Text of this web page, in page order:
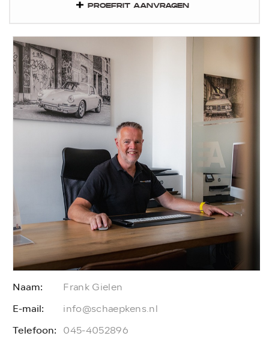
PROEFRIT AANVRAGEN
Naam: Frank Gielen
E-mail: info@schaepkens.nl
Telefoon: 045-4052896